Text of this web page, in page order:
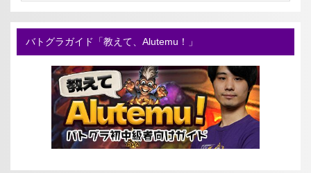
バトグラガイド「教えて、Alutemu！」